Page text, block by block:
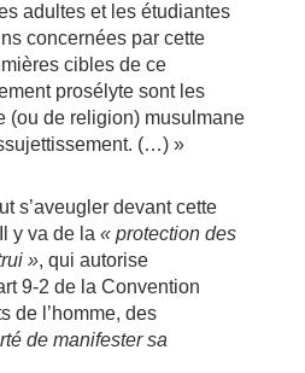
adultes et les étudiantes
concernées par cette
cibles de ce
prosélyte sont les
(ou de religion) musulmane
(…) »
s’aveugler devant cette
y va de la « protection des
», qui autorise
9-2 de la Convention
de l’homme, des
de manifester sa